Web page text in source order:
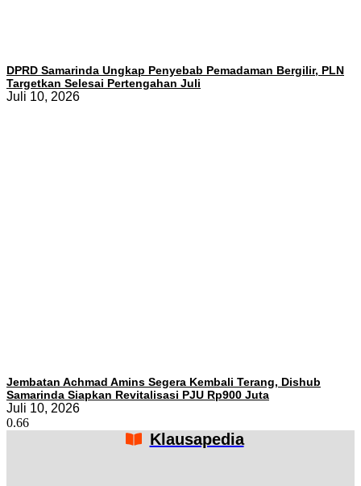
DPRD Samarinda Ungkap Penyebab Pemadaman Bergilir, PLN
Targetkan Selesai Pertengahan Juli
Juli 10, 2026
Jembatan Achmad Amins Segera Kembali Terang, Dishub
Samarinda Siapkan Revitalisasi PJU Rp900 Juta
Juli 10, 2026
Klausapedia